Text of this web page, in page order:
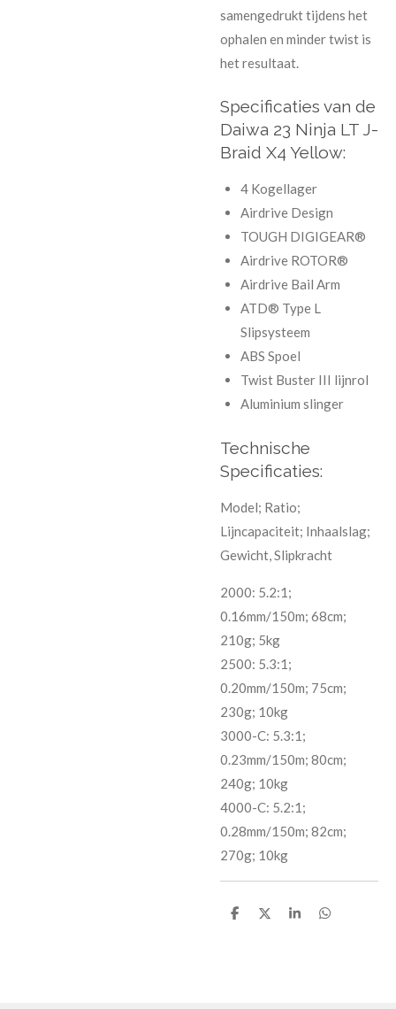
samengedrukt tijdens het
ophalen en minder twist is
het resultaat.
Specificaties van de
Daiwa 23 Ninja LT J-
Braid X4 Yellow:
4 Kogellager
Airdrive Design
TOUGH DIGIGEAR®
Airdrive ROTOR®
Airdrive Bail Arm
ATD® Type L
Slipsysteem
ABS Spoel
Twist Buster III lijnrol
Aluminium slinger
Technische
Specificaties:
Model; Ratio;
Lijncapaciteit; Inhaalslag;
Gewicht, Slipkracht
2000: 5.2:1;
0.16mm/150m; 68cm;
210g; 5kg
2500: 5.3:1;
0.20mm/150m; 75cm;
230g; 10kg
3000-C: 5.3:1;
0.23mm/150m; 80cm;
240g; 10kg
4000-C: 5.2:1;
0.28mm/150m; 82cm;
270g; 10kg
D
D
S
D